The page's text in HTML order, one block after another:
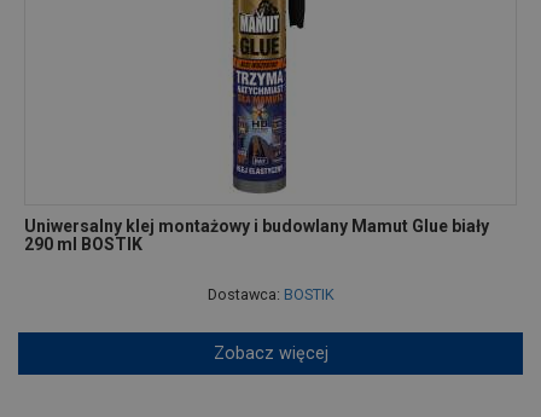
Uniwersalny klej montażowy i budowlany Mamut Glue biały
290 ml BOSTIK
Dostawca: BOSTIK
Zobacz więcej